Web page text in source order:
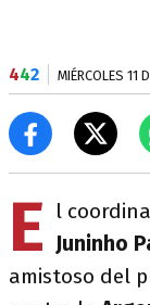
442 MIÉRCOLES 11
E
l
Juninho
amistoso del